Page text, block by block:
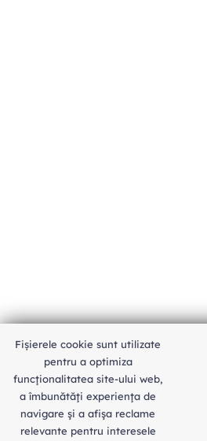
An unexpected error
Fișierele cookie sunt utilizate
pentru a optimiza
funcţionalitatea site-ului web,
a îmbunătăţi experienţa de
navigare şi a afişa reclame
relevante pentru interesele